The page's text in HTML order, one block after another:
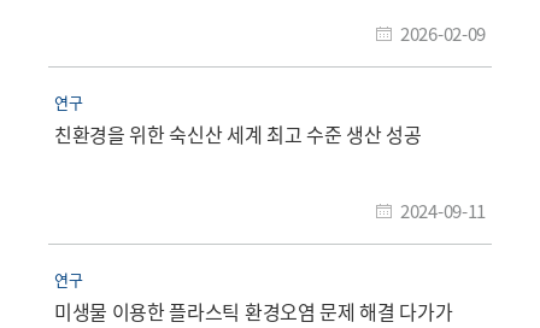
2026-02-09
연구
친환경을 위한 숙신산 세계 최고 수준 생산 성공
2024-09-11
연구
미생물 이용한 플라스틱 환경오염 문제 해결 다가가